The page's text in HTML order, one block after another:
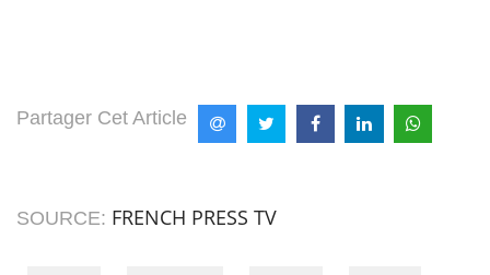
Partager Cet Article
SOURCE: FRENCH PRESS TV